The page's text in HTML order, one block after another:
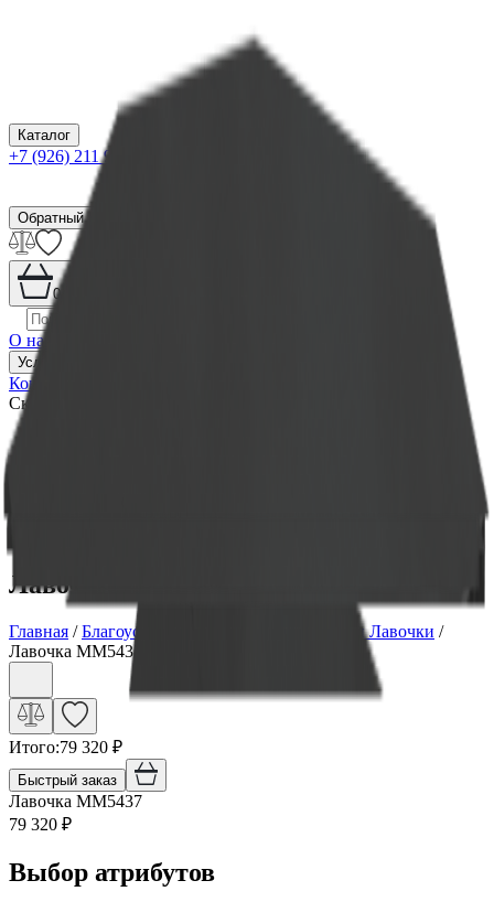
Каталог
+7 (926) 211 90 79
Обратный звонок
0
О нас
Услуги
Контакты
Скидка 5.00% на Надгробные плиты
Лавочка ММ5437
Главная /Благоустройство могилы Столики и Лавочки /
Лавочка ММ5437
Итого:79 320 ₽
Быстрый заказ
Лавочка ММ5437
79 320 ₽
Выбор атрибутов